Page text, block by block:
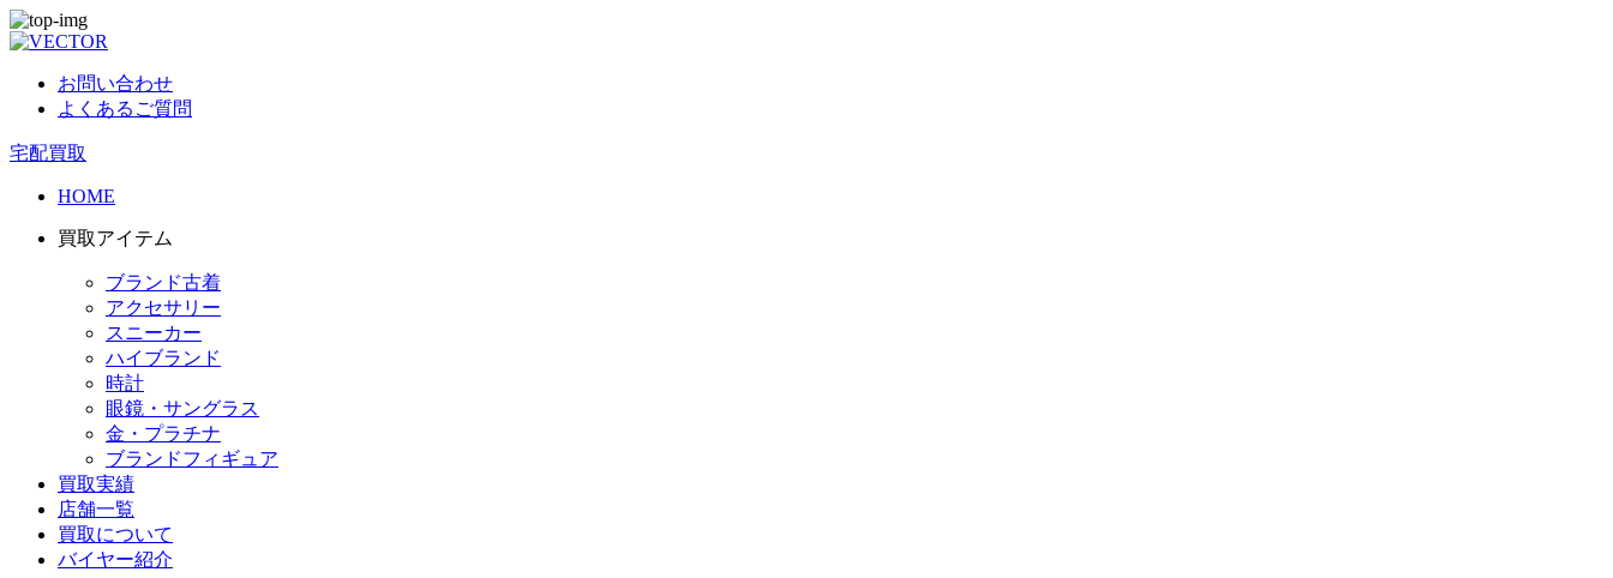
お問い合わせ
よくあるご質問
宅配買取
HOME
買取アイテム
ブランド古着
アクセサリー
スニーカー
ハイブランド
時計
眼鏡・サングラス
金・プラチナ
ブランドフィギュア
買取実績
店舗一覧
買取について
バイヤー紹介